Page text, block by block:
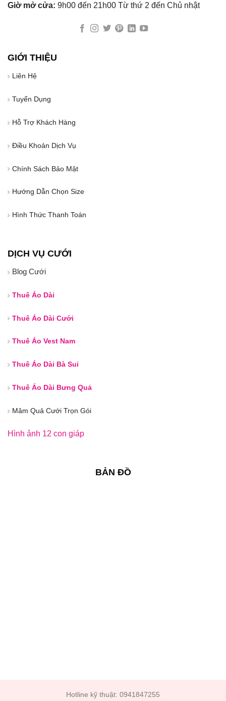
Giờ mở cửa: 9h00 đến 21h00 Từ thứ 2 đến Chủ nhật
GIỚI THIỆU
Liên Hệ
Tuyển Dụng
Hỗ Trợ Khách Hàng
Điều Khoản Dịch Vụ
Chính Sách Bảo Mật
Hướng Dẫn Chọn Size
Hình Thức Thanh Toán
DỊCH VỤ CƯỚI
Blog Cưới
Thuê Áo Dài
Thuê Áo Dài Cưới
Thuê Áo Vest Nam
Thuê Áo Dài Bà Sui
Thuê Áo Dài Bưng Quả
Mâm Quả Cưới Trọn Gói
Hình ảnh 12 con giáp
BẢN ĐỒ
Hotline kỹ thuật: 0941847255